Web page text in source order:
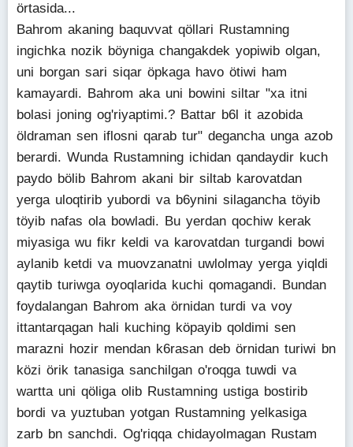
örtasida...
Bahrom akaning baquvvat qöllari Rustamning
ingichka nozik böyniga changakdek yopiwib olgan,
uni borgan sari siqar öpkaga havo ötiwi ham
kamayardi. Bahrom aka uni bowini siltar "xa itni
bolasi joning og'riyaptimi.? Battar b6l it azobida
öldraman sen iflosni qarab tur" degancha unga azob
berardi. Wunda Rustamning ichidan qandaydir kuch
paydo bölib Bahrom akani bir siltab karovatdan
yerga uloqtirib yubordi va b6ynini silagancha töyib
töyib nafas ola bowladi. Bu yerdan qochiw kerak
miyasiga wu fikr keldi va karovatdan turgandi bowi
aylanib ketdi va muovzanatni uwlolmay yerga yiqldi
qaytib turiwga oyoqlarida kuchi qomagandi. Bundan
foydalangan Bahrom aka örnidan turdi va voy
ittantarqagan hali kuching köpayib qoldimi sen
marazni hozir mendan k6rasan deb örnidan turiwi bn
közi örik tanasiga sanchilgan o'roqga tuwdi va
wartta uni qöliga olib Rustamning ustiga bostirib
bordi va yuztuban yotgan Rustamning yelkasiga
zarb bn sanchdi. Og'riqqa chidayolmagan Rustam